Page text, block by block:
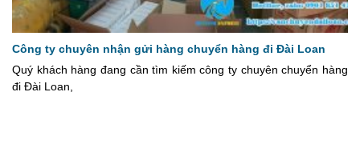
Công ty chuyên nhận gửi hàng chuyển hàng đi Đài Loan
Quý khách hàng đang cần tìm kiếm công ty chuyên chuyển hàng
đi Đài Loan,